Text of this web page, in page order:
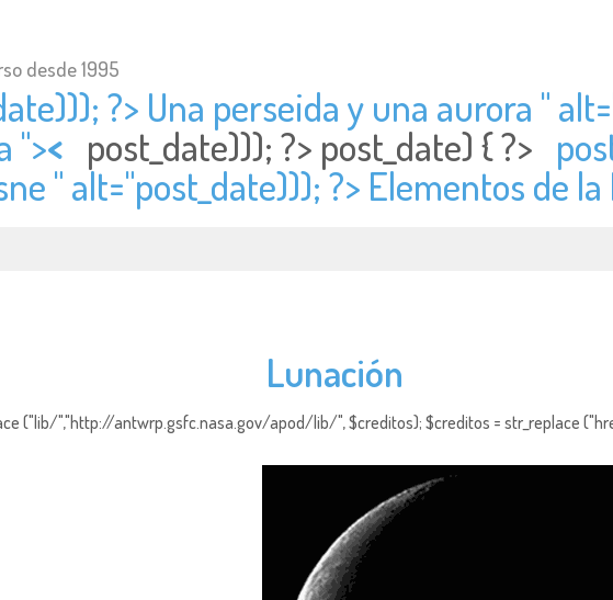
desde 1995
?> Una perseida y una aurora "
">< post_date))); ?> post_date) { ?>
" alt="post_date))); ?> Elementos de
Lunación
("lib/","http://antwrp.gsfc.nasa.gov/apod/lib/", $creditos); $creditos = str_replace